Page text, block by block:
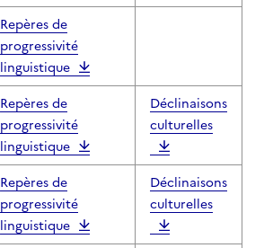
Repères de
progressivité
linguistique
Repères de
progressivité
linguistique
Déclinaisons
culturelles
Repères de
progressivité
linguistique
Déclinaisons
culturelles